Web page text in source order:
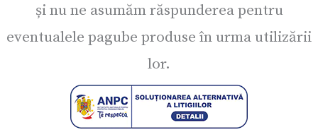
și nu ne asumăm răspunderea pentru
eventualele pagube produse în urma utilizării
lor.